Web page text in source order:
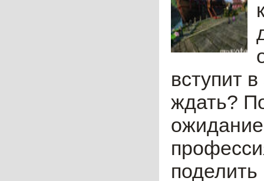
вступит
ждать?
поделить